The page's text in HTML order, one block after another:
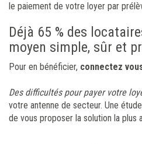
le paiement de votre loyer par
Déjà 65 % des
moyen simple, sûr et
Pour en bénéficier, connectez
Des difficultés pour payer votre
votre antenne de secteur. Une
de vous proposer la solution la plus